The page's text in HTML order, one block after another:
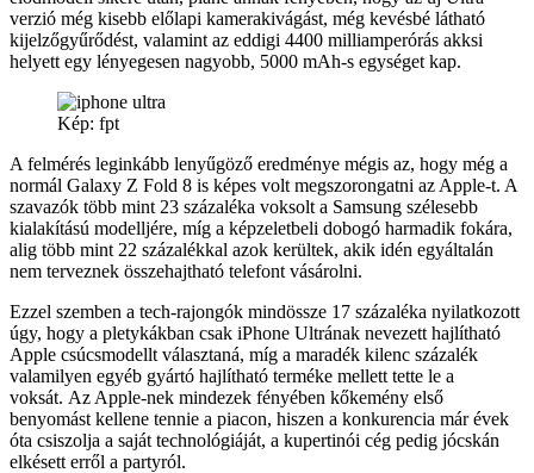
verzió még kisebb előlapi kamerakivágást, még kevésbé látható
kijelzőgyűrődést, valamint az eddigi 4400 milliamperórás akksi
helyett egy lényegesen nagyobb, 5000 mAh-s egységet kap.
Kép: fpt
A felmérés leginkább lenyűgöző eredménye mégis az, hogy még a
normál Galaxy Z Fold 8 is képes volt megszorongatni az Apple-t. A
szavazók több mint 23 százaléka voksolt a Samsung szélesebb
kialakítású modelljére, míg a képzeletbeli dobogó harmadik fokára,
alig több mint 22 százalékkal azok kerültek, akik idén egyáltalán
nem terveznek összehajtható telefont vásárolni.
Ezzel szemben a tech-rajongók mindössze 17 százaléka nyilatkozott
úgy, hogy a pletykákban csak iPhone Ultrának nevezett hajlítható
Apple csúcsmodellt választaná, míg a maradék kilenc százalék
valamilyen egyéb gyártó hajlítható terméke mellett tette le a
voksát. Az Apple-nek mindezek fényében kőkemény első
benyomást kellene tennie a piacon, hiszen a konkurencia már évek
óta csiszolja a saját technológiáját, a kupertinói cég pedig jócskán
elkésett erről a partyról.